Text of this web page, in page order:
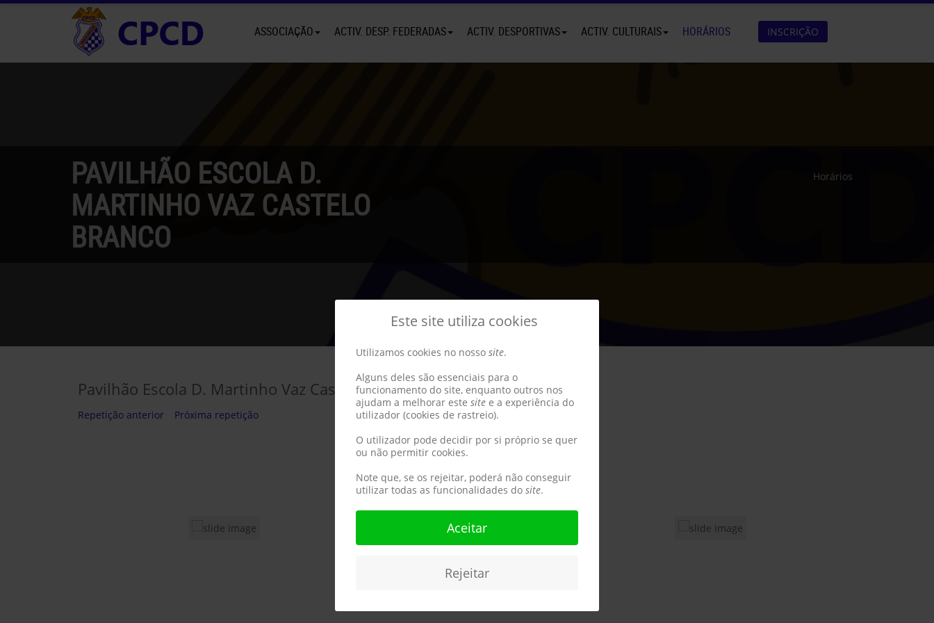
ASSOCIAÇÃO ACTIV. DESP. FEDERADAS ACTIV. DESPORTIVAS ACTIV. CULTURAIS HORÁRIOS INSCRIÇÃO
PAVILHÃO ESCOLA D.
MARTINHO VAZ CASTELO
BRANCO
Horários
Pavilhão Escola D. Martinho Vaz Castelo Branco
Repetição anterior Próxima repetição
Este site utiliza cookies
Utilizamos cookies no nosso site.
Alguns deles são essenciais para o
funcionamento do site, enquanto outros nos
ajudam a melhorar este site e a experiência do
utilizador (cookies de rastreio).
O utilizador pode decidir por si próprio se quer
ou não permitir cookies.
Note que, se os rejeitar, poderá não conseguir
utilizar todas as funcionalidades do site.
Aceitar
Rejeitar